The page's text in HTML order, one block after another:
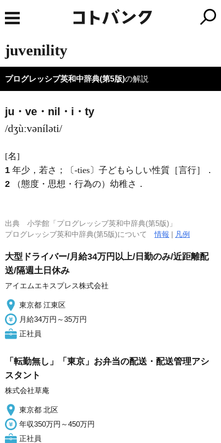
juvenility
プログレッシブ英和中辞典(第5版)の解説
ju・ve・nil・i・ty
/dʒùːvəníləti/
[名]
1 年少，若さ；〔-ties〕子どもらしい性質［言行］
．
2 （態度・思想・行為の）幼稚さ ．
出典 小学館「プログレッシブ英和中辞典(第5版)」
プログレッシブ英和中辞典(第5版)について情報 | 凡例
大型ドライバー/月給34万円以上/日勤のみ/近距離配
送/隔週土日休み
アイエムエキスプレス株式会社
東京都 江東区
月給34万円～35万円
正社員
「転勤無し」「東京」お弁当の配送・配送管理アシ
スタント
株式会社草庵
東京都 北区
年収350万円～450万円
正社員